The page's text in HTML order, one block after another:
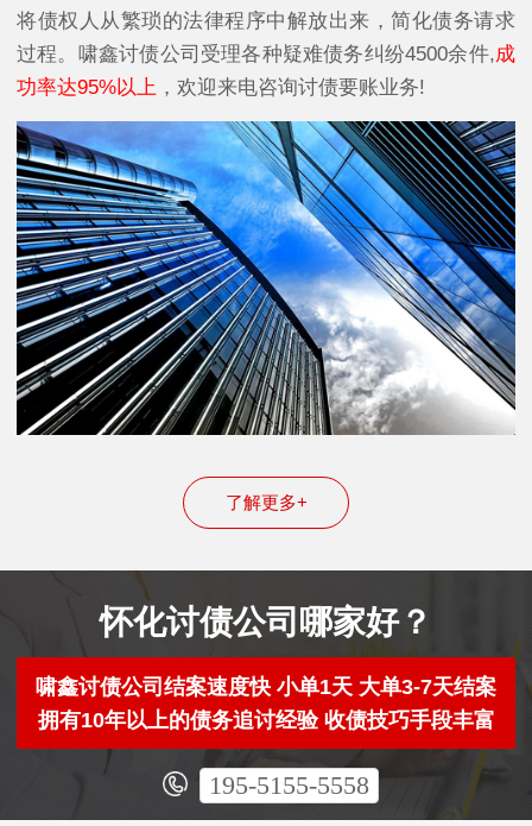
将债权人从繁琐的法律程序中解放出来，简化债务请求
过程。啸鑫讨债公司受理各种疑难债务纠纷4500余件,成
功率达95%以上 ，欢迎来电咨询讨债要账业务!
了解更多+
怀化讨债公司哪家好？
啸鑫讨债公司结案速度快 小单1天 大单3-7天结案
拥有10年以上的债务追讨经验 收债技巧手段丰富
195-5155-5558